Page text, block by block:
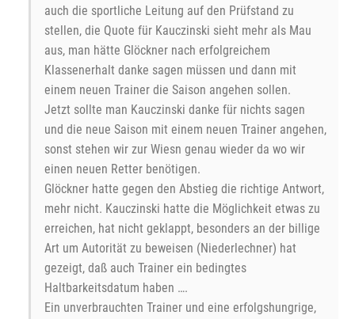
auch die sportliche Leitung auf den Prüfstand zu
stellen, die Quote für Kauczinski sieht mehr als Mau
aus, man hätte Glöckner nach erfolgreichem
Klassenerhalt danke sagen müssen und dann mit
einem neuen Trainer die Saison angehen sollen.
Jetzt sollte man Kauczinski danke für nichts sagen
und die neue Saison mit einem neuen Trainer angehen,
sonst stehen wir zur Wiesn genau wieder da wo wir
einen neuen Retter benötigen.
Glöckner hatte gegen den Abstieg die richtige Antwort,
mehr nicht. Kauczinski hatte die Möglichkeit etwas zu
erreichen, hat nicht geklappt, besonders an der billige
Art um Autorität zu beweisen (Niederlechner) hat
gezeigt, daß auch Trainer ein bedingtes
Haltbarkeitsdatum haben ….
Ein unverbrauchten Trainer und eine erfolgshungrige,